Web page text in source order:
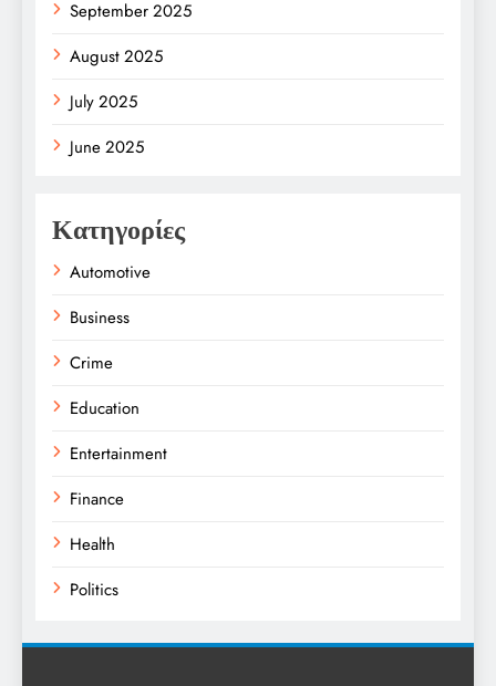
September 2025
August 2025
July 2025
June 2025
Κατηγορίες
Automotive
Business
Crime
Education
Entertainment
Finance
Health
Politics